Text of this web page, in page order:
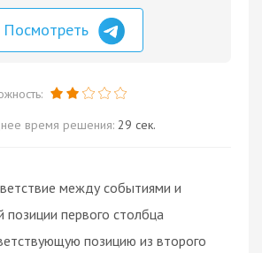
Посмотреть
время решения: 29 сек.
между событиями и
первого столбца
позицию из второго